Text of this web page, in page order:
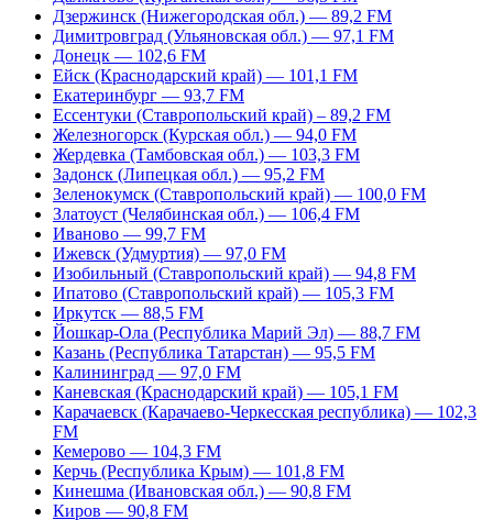
Дзержинск (Нижегородская обл.) — 89,2 FM
Димитровград (Ульяновская обл.) — 97,1 FM
Донецк — 102,6 FM
Ейск (Краснодарский край) — 101,1 FM
Екатеринбург — 93,7 FM
Ессентуки (Ставропольский край) – 89,2 FM
Железногорск (Курская обл.) — 94,0 FM
Жердевка (Тамбовская обл.) — 103,3 FM
Задонск (Липецкая обл.) — 95,2 FM
Зеленокумск (Ставропольский край) — 100,0 FM
Златоуст (Челябинская обл.) — 106,4 FM
Иваново — 99,7 FM
Ижевск (Удмуртия) — 97,0 FM
Изобильный (Ставропольский край) — 94,8 FM
Ипатово (Ставропольский край) — 105,3 FM
Иркутск — 88,5 FM
Йошкар-Ола (Республика Марий Эл) — 88,7 FM
Казань (Республика Татарстан) — 95,5 FM
Калининград — 97,0 FM
Каневская (Краснодарский край) — 105,1 FM
Карачаевск (Карачаево-Черкесская республика) — 102,3
FM
Кемерово — 104,3 FM
Керчь (Республика Крым) — 101,8 FM
Кинешма (Ивановская обл.) — 90,8 FM
Киров — 90,8 FM